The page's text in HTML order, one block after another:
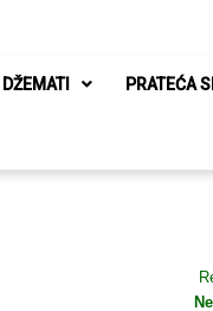
DŽEMATI PRATEĆA